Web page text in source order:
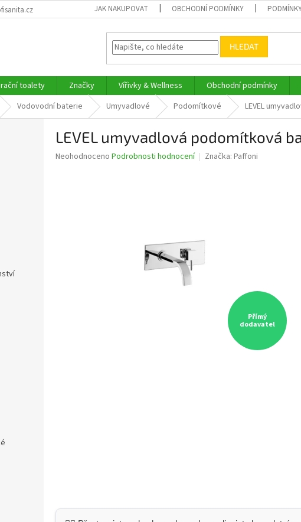
JAK NAKUPOVAT OBCHODNÍ PODMÍNKY
HLEDAT
toalety Značky Vířivky & Wellness Obchodní podmínky
Vodovodní baterie Umyvadlové Podomítkové LEVEL
LEVEL umyvadlová podomítková
Průměrné
Neohodnoceno Podrobnosti hodnocení Značka: Paffoni
Přímý
dodavatel